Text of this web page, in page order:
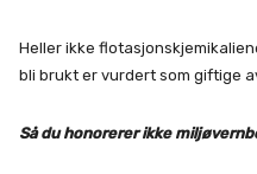
Heller ikke
bli brukt er vurdert som giftige
Så du honorerer ikke